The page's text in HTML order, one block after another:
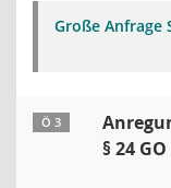
Große Anfrage
Ö 3
§ 24